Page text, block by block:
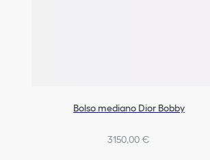
Bolso mediano Dior Bobby
3150,00 €